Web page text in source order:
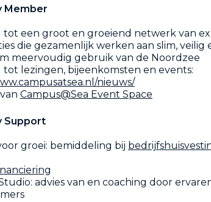
Member
tot een groot en groeiend netwerk van
die gezamenlijk werken aan slim, veilig
meervoudig gebruik van de Noordzee
tot lezingen, bijeenkomsten en events:
nieuws/
Campus@Sea Event Space
Support
groei: bemiddeling bij
advies van en coaching door